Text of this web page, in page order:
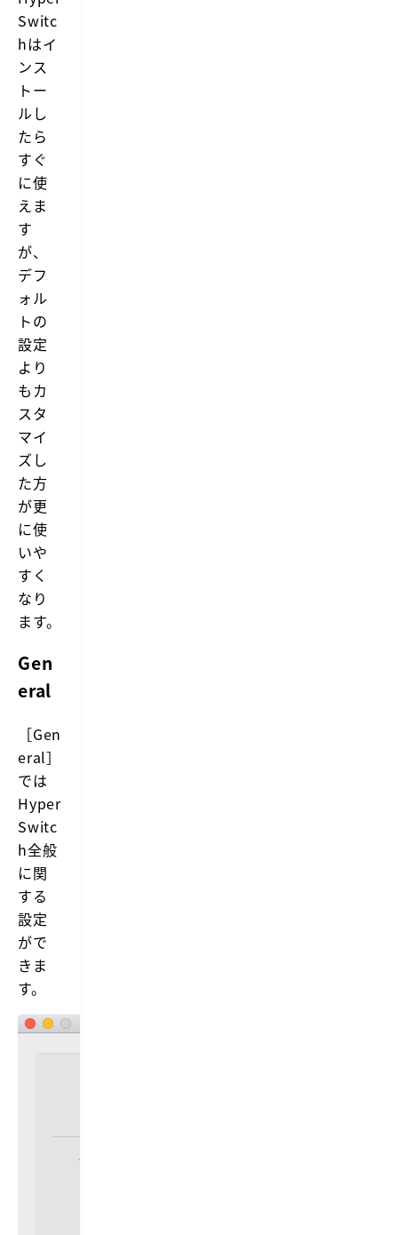
Switc
hはイ
ンス
トー
ルし
たら
すぐ
に使
えま
す
が、
デフ
ォル
トの
設定
より
もカ
スタ
マイ
ズし
た方
が更
に使
いや
すく
なり
ます。
Gen
eral
［Gen
eral］
では
Hyper
Switc
h全般
に関
する
設定
がで
きま
す。